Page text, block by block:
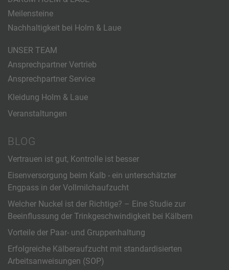
Meilensteine
Nachhaltigkeit bei Holm & Laue
UNSER TEAM
Ansprechpartner Vertrieb
Ansprechpartner Service
Kleidung Holm & Laue
Veranstaltungen
BLOG
Vertrauen ist gut, Kontrolle ist besser
Eisenversorgung beim Kalb - ein unterschätzter
Engpass in der Vollmilchaufzucht
Welcher Nuckel ist der Richtige? – Eine Studie zur
Beeinflussung der Trinkgeschwindigkeit bei Kälbern
Vorteile der Paar- und Gruppenhaltung
Erfolgreiche Kälberaufzucht mit standardisierten
Arbeitsanweisungen (SOP)